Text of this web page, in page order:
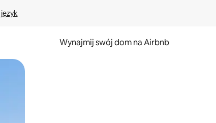
Wynajmij swój dom na Airbnb